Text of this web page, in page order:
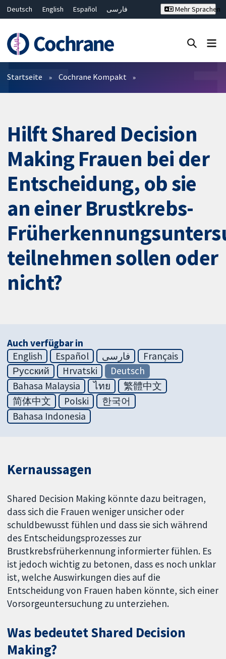
Deutsch English Español
فارسی
Bahasa Malaysia
ไทย
繁體中文
简体中文
Mehr Sprachen
Filter
Startseite Cochrane Kompakt
Hilft Shared Decision
Making Frauen bei der
Entscheidung, ob sie
an einer Brustkrebs-
teilnehmen sollen oder
nicht?
Auch verfügbar in
English
Español فارسی
Français
Русский
Hrvatski
Deutsch
Bahasa Malaysia
ไทย
繁體中文
简体中文
Polski
한국어
Bahasa Indonesia
Kernaussagen
Shared Decision Making könnte dazu beitragen,
dass sich die Frauen weniger unsicher oder
schuldbewusst fühlen und dass sie sich während
des Entscheidungsprozesses zur
Brustkrebsfrüherkennung informierter fühlen. Es
ist jedoch wichtig zu betonen, dass es noch unklar
ist, welche Auswirkungen dies auf die
Entscheidung von Frauen haben könnte, sich einer
Vorsorgeuntersuchung zu unterziehen.
Was bedeutet Shared Decision
Making?